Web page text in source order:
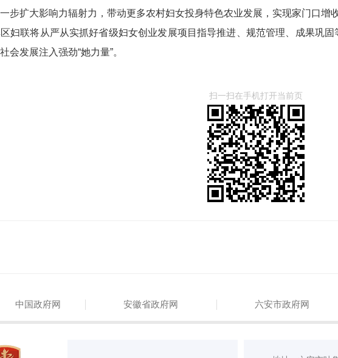
步扩大影响力辐射力，带动更多农村妇女投身特色农业发展，实现家门口增收
妇联将从严从实抓好省级妇女创业发展项目指导推进、规范管理、成果巩
会发展注入强劲“她力量”。
扫一扫在手机打开当前页
中国政府网 安徽省政府网 六安市政府网